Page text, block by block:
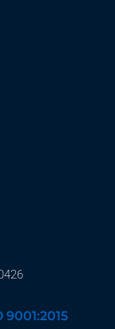
9001:2015